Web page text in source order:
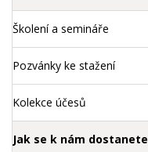
Školení a semináře
Pozvánky ke stažení
Kolekce účesů
Jak se k nám dostanete